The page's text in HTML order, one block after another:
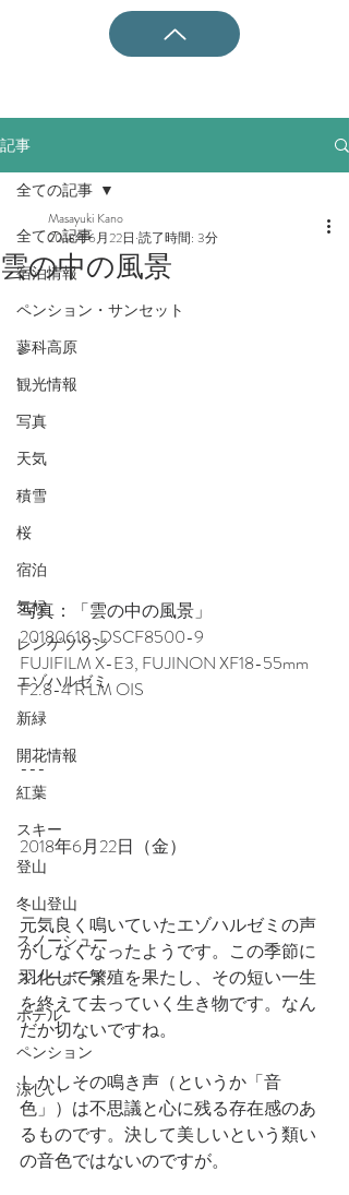
記事
全ての記事
宿泊情報
ペンション・サンセット
蓼科高原
観光情報
写真
天気
積雪
桜
宿泊
気候
レンゲツツジ
エゾハルゼミ
新緑
開花情報
紅葉
スキー
登山
冬山登山
スノーシュー
スノーボード
ホテル
ペンション
涼しい
全ての記事
雲の中の風景
Masayuki Kano
2018年6月22日 読了時間: 3分
写真：「雲の中の風景」
20180618-DSCF8500-9
FUJIFILM X-E3, FUJINON XF18-55mm
F2.8-4 R LM OIS
---
2018年6月22日（金）
元気良く鳴いていたエゾハルゼミの声
がしなくなったようです。この季節に
羽化して繁殖を果たし、その短い一生
を終えて去っていく生き物です。なん
だか切ないですね。
しかしその鳴き声（というか「音
色」）は不思議と心に残る存在感のあ
るものです。決して美しいという類い
の音色ではないのですが。